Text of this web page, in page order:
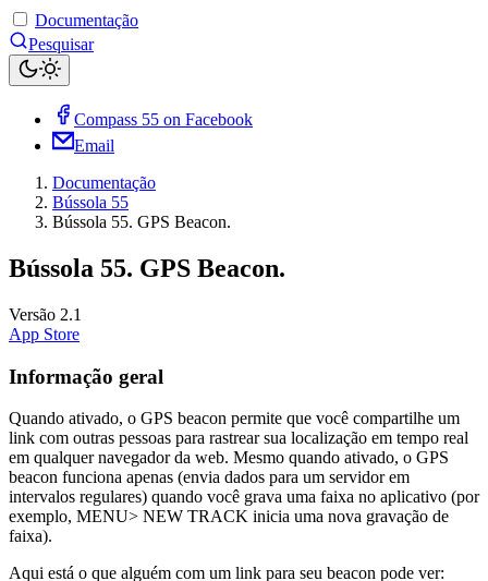
Documentação
Pesquisar
Compass 55 on Facebook
Email
Documentação
Bússola 55
Bússola 55. GPS Beacon.
Bússola 55. GPS Beacon.
Versão 2.1
App Store
Informação geral
Quando ativado, o GPS beacon permite que você compartilhe um
link com outras pessoas para rastrear sua localização em tempo real
em qualquer navegador da web. Mesmo quando ativado, o GPS
beacon funciona apenas (envia dados para um servidor em
intervalos regulares) quando você grava uma faixa no aplicativo (por
exemplo, MENU> NEW TRACK inicia uma nova gravação de
faixa).
Aqui está o que alguém com um link para seu beacon pode ver: